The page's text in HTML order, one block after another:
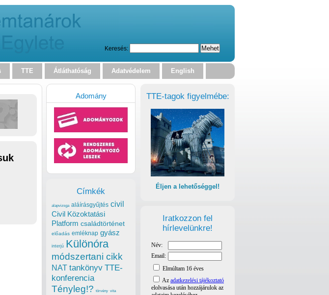
Keresés:
TTE Átláthatóság Adatvédelem English
TTE-tagok figyelmébe:
Éljen a lehetőséggel!
Iratkozzon fel
hírlevelünkre!
Adomány
Címkék
alapvizsga aláírásgyűjtés civil
Civil Közoktatási
Platform családtörténet
előadás emléknap gyász
interjú Különóra
módszertani cikk
NAT tankönyv TTE-
konferencia
Tényleg!? törvény vita